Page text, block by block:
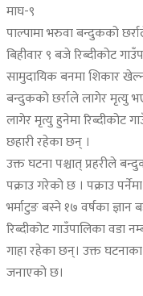
माघ-९
पाल्पामा भरुवा बन्दुकको
बिहीवार ९ बजे रिब्दीकोट
सामुदायिक बनमा शिकार
बन्दुकको छर्राले लागेर मृत्यु
लागेर मृत्यु हुनेमा रिब्दीकोट
छहारी रहेका छन् ।
उक्त घटना पश्चात् प्रहरीले
पक्राउ गरेको छ । पक्राउ
भर्माटुङ बस्ने १७ वर्षका ज्ञान
रिब्दीकोट गाउँपालिका वडा
गाहा रहेका छन्। उक्त
जनाएको छ।